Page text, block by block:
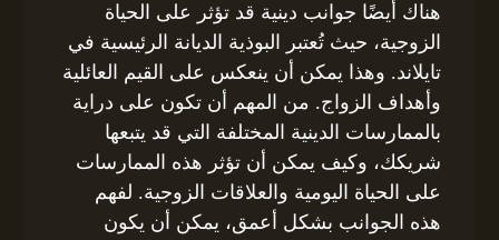
هناك أيضًا جوانب دينية قد تؤثر على الحياة
الزوجية، حيث تُعتبر البوذية الديانة الرئيسية في
تايلاند. وهذا يمكن أن ينعكس على القيم العائلية
وأهداف الزواج. من المهم أن تكون على دراية
بالممارسات الدينية المختلفة التي قد يتبعها
شريكك، وكيف يمكن أن تؤثر هذه الممارسات
على الحياة اليومية والعلاقات الزوجية. لفهم
هذه الجوانب بشكل أعمق، يمكن أن يكون